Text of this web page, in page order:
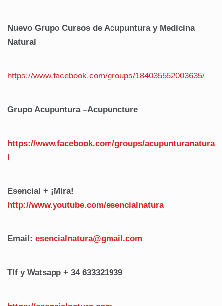
Nuevo Grupo Cursos de Acupuntura y Medicina
Natural
https://www.facebook.com/groups/184035552003635/
Grupo Acupuntura –Acupuncture
https://www.facebook.com/groups/acupunturanatura
Esencial + ¡Mira!
http://www.youtube.com/esencialnatura
Email: esencialnatura@gmail.com
Tlf y Watsapp + 34 633321939